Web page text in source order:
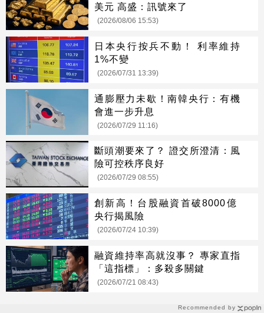
Recommended by
美元 高盛：訊號來了
(2026/08/06 15:53)
日本央行按兵不動！ 利率維持
1%不變
(2026/07/31 13:39)
通膨壓力未歇！南韓央行：有機
會進一步升息
(2026/07/29 11:16)
斷頭潮要來了？ 證交所澄清：風
險可控秩序良好
(2026/07/29 08:55)
創新高！台股融資首破8000億
央行揭風險
(2026/07/24 10:39)
融資維持率高就沒事？ 專家直指
「這指標」：多殺多關鍵
(2026/07/21 08:43)